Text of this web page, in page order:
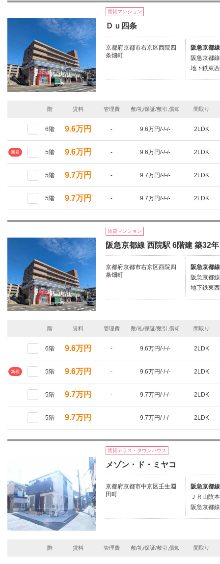
賃貸マンション
Ｄｕ四条
京都府京都市右京区西院四
条畑町
阪急京都
阪急京都
地下鉄東
階 賃料 管理費 敷/礼/保証/敷引,償却 間取り
6階 9.6万円 - 9.6万円/-/-/- 2LDK
新着 5階 9.6万円 - 9.6万円/-/-/- 2LDK
5階 9.7万円 - 9.7万円/-/-/- 2LDK
5階 9.7万円 - 9.7万円/-/-/- 2LDK
賃貸マンション
阪急京都線 西院駅 6階建 築32年
京都府京都市右京区西院四
条畑町
阪急京都
阪急京都
地下鉄東
階 賃料 管理費 敷/礼/保証/敷引,償却 間取り
6階 9.6万円 - 9.6万円/-/-/- 2LDK
新着 5階 9.6万円 - 9.6万円/-/-/- 2LDK
5階 9.7万円 - 9.7万円/-/-/- 2LDK
5階 9.7万円 - 9.7万円/-/-/- 2LDK
賃貸テラス・タウンハウス
メゾン・ド・ミヤコ
京都府京都市中京区壬生淵
田町
阪急京都
ＪＲ山陰
阪急京都
階 賃料 管理費 敷/礼/保証/敷引,償却 間取り